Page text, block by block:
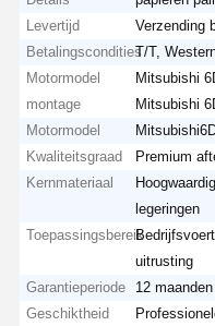
Levertijd
Verzending
BetalingsconditiesT/T,
Motormodel
montage
Mitsubishi
Mitsubishi
Motormodel
Kwaliteitsgraad
Premium
Kernmateriaal
legeringen
Toepassingsbereik
uitrusting
Garantieperiode
12
Geschiktheid